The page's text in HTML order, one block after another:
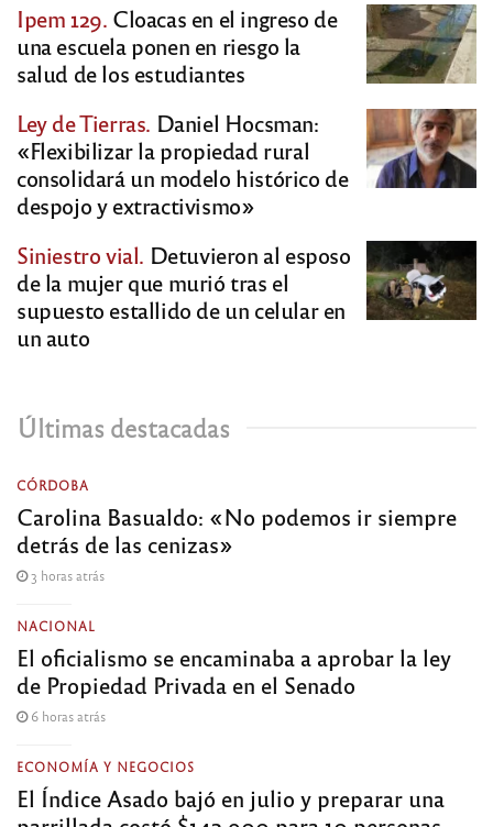
Ipem 129. Cloacas en el ingreso de
una escuela ponen en riesgo la
salud de los estudiantes
Ley de Tierras. Daniel Hocsman:
«Flexibilizar la propiedad rural
consolidará un modelo histórico de
despojo y extractivismo»
Siniestro vial. Detuvieron al esposo
de la mujer que murió tras el
supuesto estallido de un celular en
un auto
Últimas destacadas
CÓRDOBA
Carolina Basualdo: «No podemos ir siempre
detrás de las cenizas»
3 horas atrás
NACIONAL
El oficialismo se encaminaba a aprobar la ley
de Propiedad Privada en el Senado
6 horas atrás
ECONOMÍA Y NEGOCIOS
El Índice Asado bajó en julio y preparar una